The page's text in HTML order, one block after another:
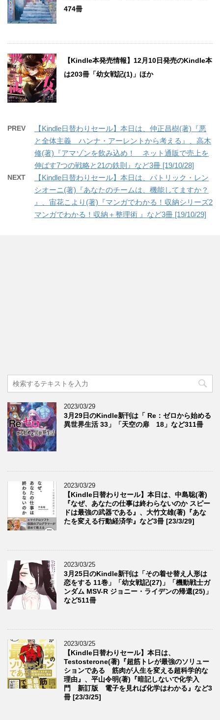
474冊
【Kindle本発売情報】12月10日発売のKindle本
は203冊「幼女戦記(1)」ほか
PREV
【Kindle日替わりセール】本日は、仲正昌樹(著)『悪
と全体主義 ハンナ・アーレントから考える』、高木
修(著)『アマゾンを飲み込め！ ネット通販で売上を
伸ばす7つの戦略と21の鉄則』など3冊 [19/10/28]
NEXT
【Kindle日替わりセール】本日は、パトリック・レン
シオーニ(著)『あなたのチームは、機能してますか？
』、宙花こより(著)『マンガでわかる！収納シリーズ2
マンガでわかる！収納＋整理術 』など3冊 [19/10/29]
2023/03/29
3月29日のKindle新刊は「 Re：ゼロから始める
異世界生活 33」「天空の扉 18」など311冊
2023/03/29
【Kindle日替わりセール】本日は、中島聡(著)
『なぜ、あなたの仕事は終わらないのか スピー
ドは最強の武器である』、大竹文雄(著)『あな
たを変える行動経済学』など3冊 [23/3/29]
2023/03/25
3月25日のKindle新刊は「その着せ替え人形は
恋をする 11巻」「幼女戦記(27)」「機動戦士ガ
ンダム MSV-R ジョニー・ライデンの帰還(25)」
など511冊
2023/03/25
【Kindle日替わりセール】本日は、
Testosterone(著)『超筋トレが最強のソリュー
ションである 筋肉が人生を変える超科学的な
理由』、平山令明(著)『暗記しないで化学入
門 新訂版 電子を見れば化学はわかる』など3
冊 [23/3/25]